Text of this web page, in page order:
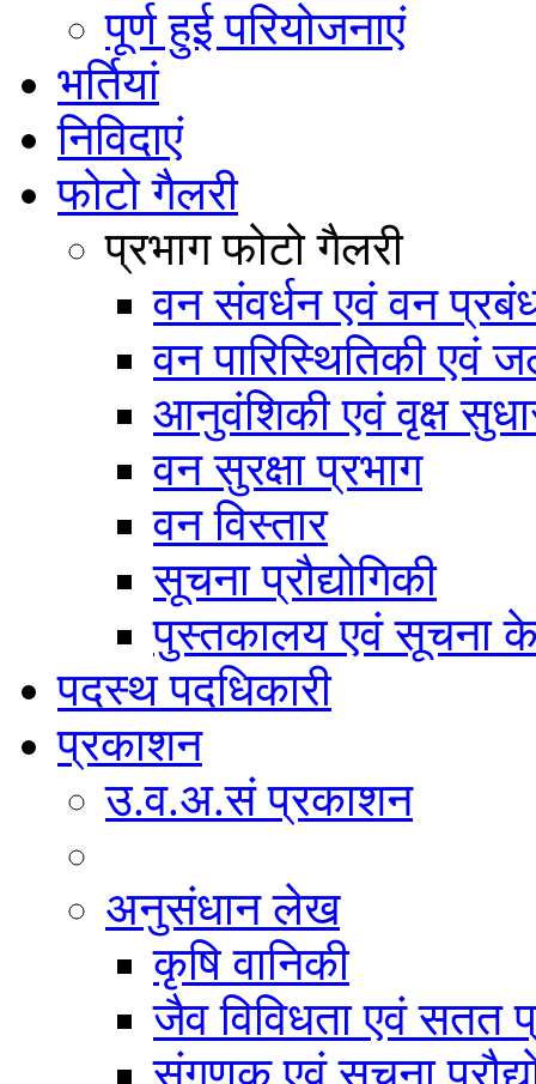
पूर्ण हुई परियोजनाएं
भर्तियां
निविदाएं
फोटो गैलरी
प्रभाग फोटो गैलरी
वन संवर्धन एवं वन
वन पारिस्थितिकी एवं
आनुवंशिकी एवं वृक्ष
वन सुरक्षा प्रभाग
वन विस्तार
सूचना प्रौद्योगिकी
पुस्तकालय एवं सूचना
पदस्थ पदधिकारी
प्रकाशन
उ.व.अ.सं प्रकाशन
अनुसंधान लेख
कृषि वानिकी
जैव विविधता एवं सतत